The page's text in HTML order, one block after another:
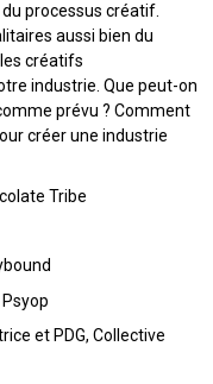
processus créatif.
aussi bien du
créatifs
industrie. Que peut-on
prévu ? Comment
créer une industrie
Tribe
et PDG, Collective